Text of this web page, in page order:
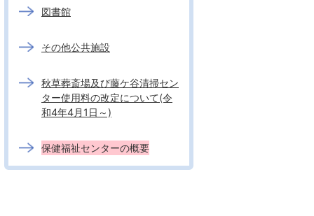
図書館
その他公共施設
秋草葬斎場及び藤ケ谷清掃セン
ター使用料の改定について(令
和4年4月1日～)
保健福祉センターの概要